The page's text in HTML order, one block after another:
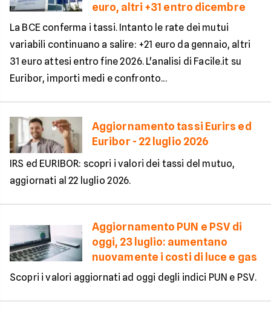
euro, altri +31 entro dicembre
La BCE conferma i tassi. Intanto le rate dei mutui
variabili continuano a salire: +21 euro da gennaio, altri
31 euro attesi entro fine 2026. L'analisi di Facile.it su
Euribor, importi medi e confronto...
Aggiornamento tassi Eurirs ed
Euribor - 22 luglio 2026
IRS ed EURIBOR: scopri i valori dei tassi del mutuo,
aggiornati al 22 luglio 2026.
Aggiornamento PUN e PSV di
oggi, 23 luglio: aumentano
nuovamente i costi di luce e gas
Scopri i valori aggiornati ad oggi degli indici PUN e PSV.